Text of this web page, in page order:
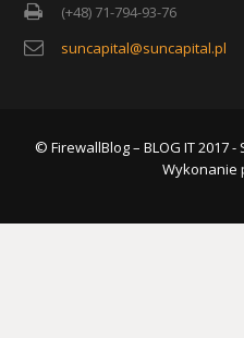
(+48) 71-794-93-76
suncapital@suncapital.pl
© FirewallBlog – BLOG IT 2017 -
Wykonanie